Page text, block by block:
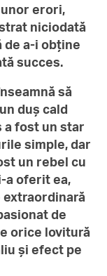
erori,
niciodată
de a-i obține
succes.
să
duș cald
a fost un star
simple, dar
un rebel cu
a oferit ea,
de
orice lovitură
și efect pe